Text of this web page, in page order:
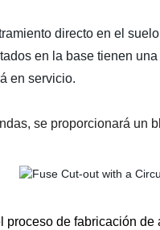
directo en el
en la base tienen
en servicio.
se proporcionará un
proceso de fabricación